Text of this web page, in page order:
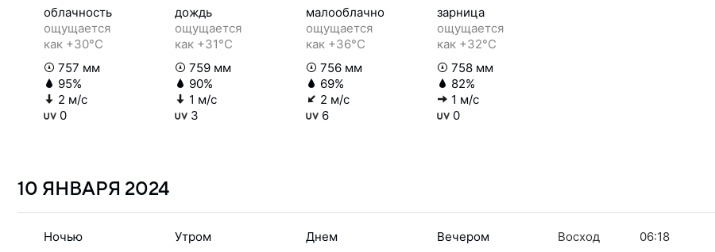
облачность
ощущается
как +30°C
757 мм
95%
2 м/с
0
дождь
ощущается
как +31°C
759 мм
90%
1 м/с
3
малооблачно
ощущается
как +36°C
756 мм
69%
2 м/с
6
зарница
ощущается
как +32°C
758 мм
82%
1 м/с
0
10 ЯНВАРЯ 2024
Ночью Утром Днем Вечером Восход
06:18